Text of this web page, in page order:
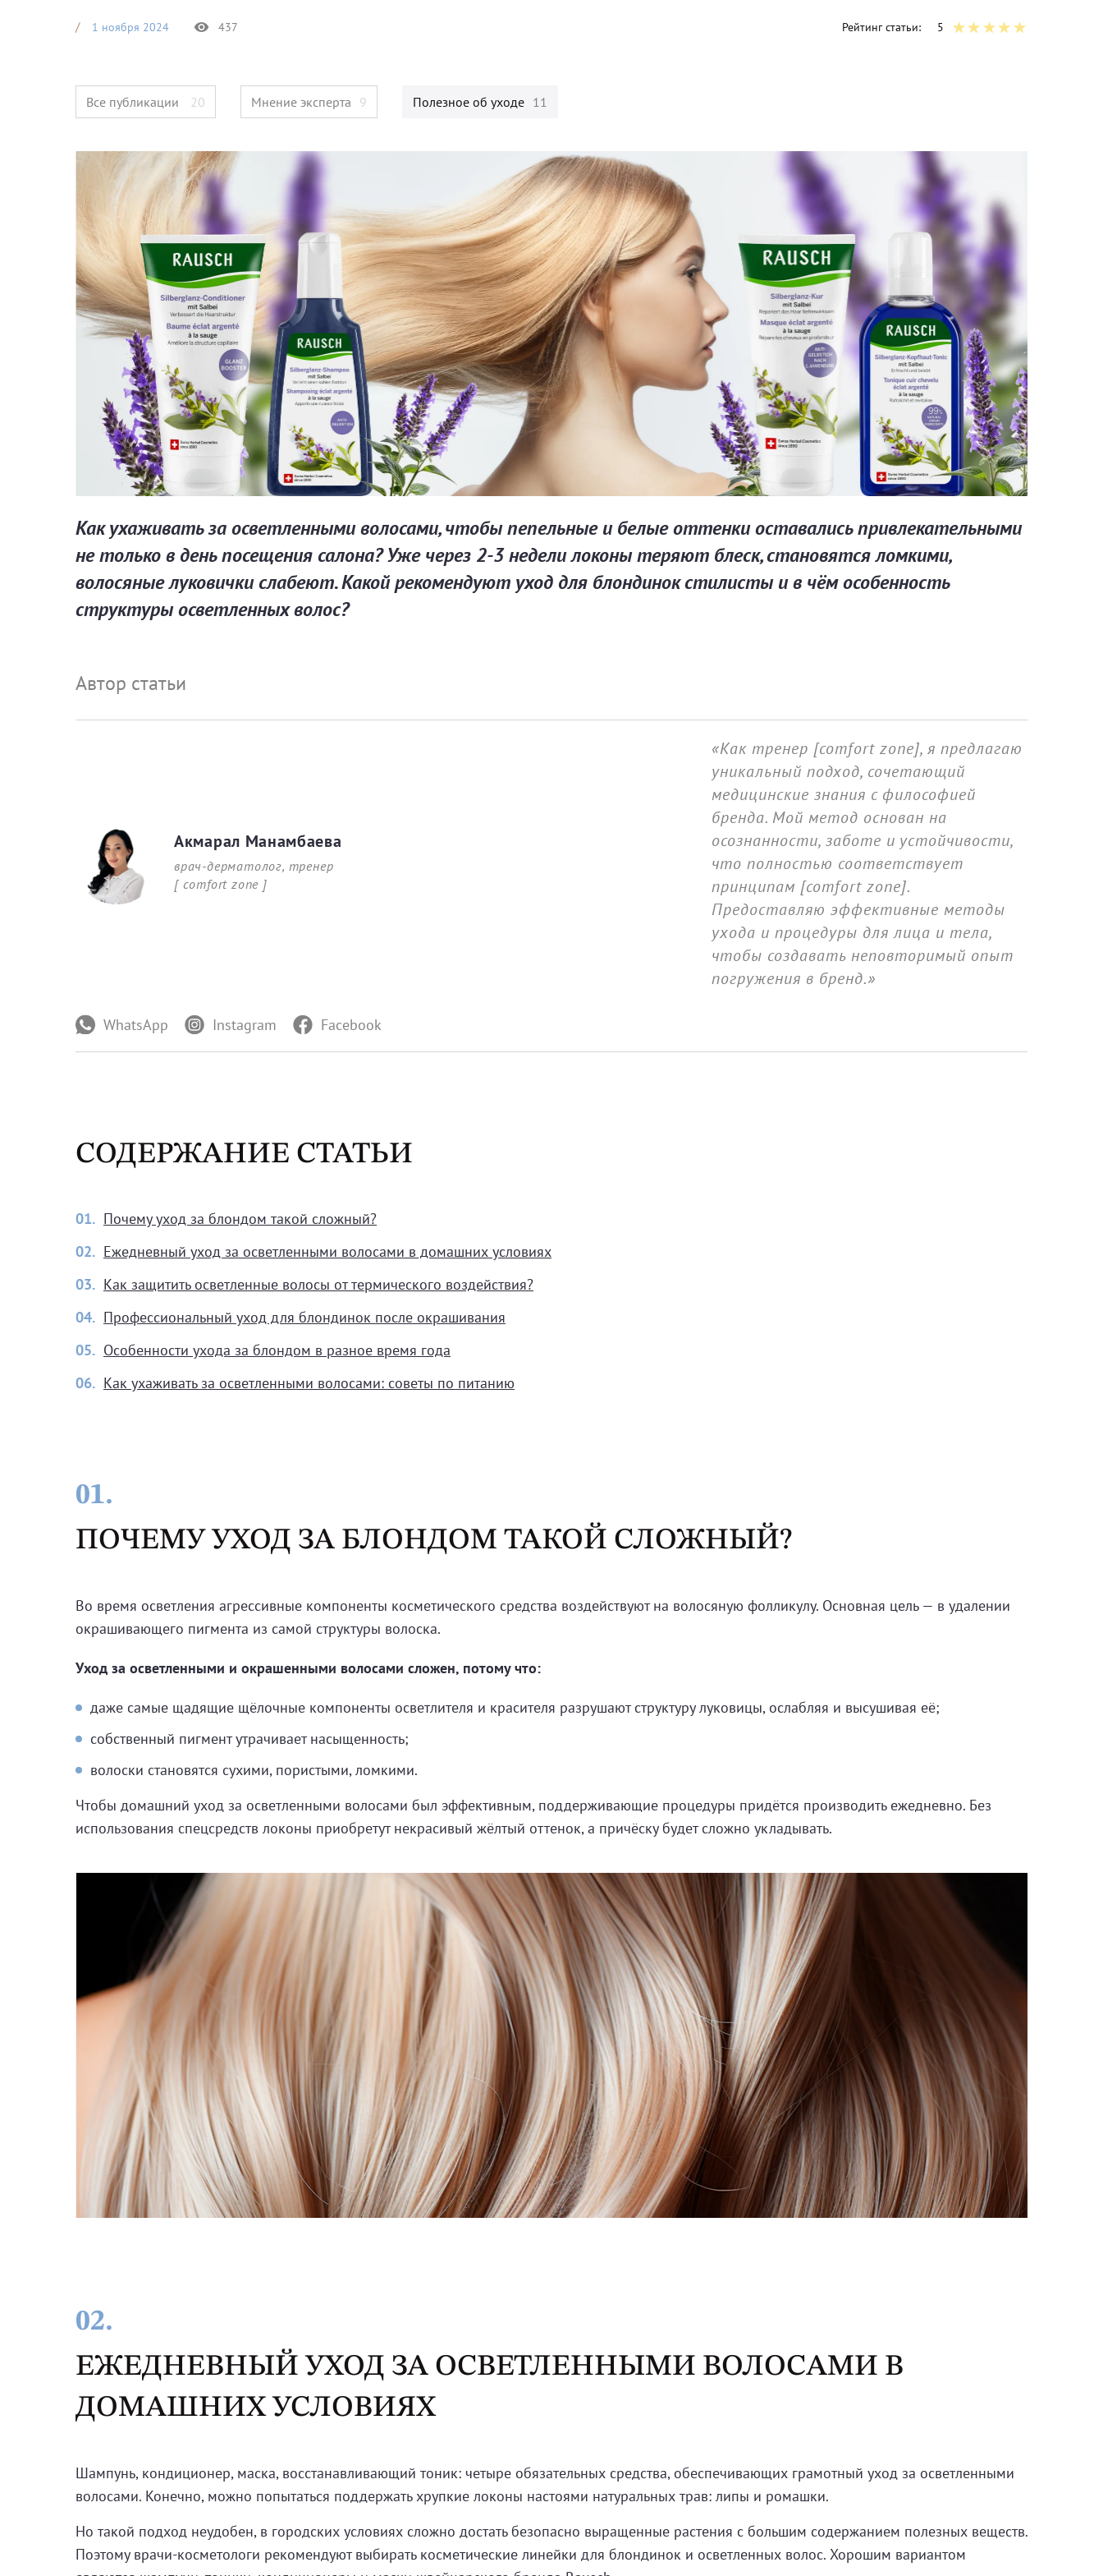
1 ноября 2024 437 Рейтинг статьи: 5
Все публикации 20 Мнение эксперта 9 Полезное об уходе 11
Как ухаживать за осветленными волосами, чтобы пепельные и белые оттенки оставались привлекательными
не только в день посещения салона? Уже через 2-3 недели локоны теряют блеск, становятся ломкими,
волосяные луковички слабеют. Какой рекомендуют уход для блондинок стилисты и в чём особенность
структуры осветленных волос?
Автор статьи
Акмарал Манамбаева
врач-дерматолог, тренер
[ comfort zone ]
«Как тренер [comfort zone], я предлагаю
уникальный подход, сочетающий
медицинские знания с философией
бренда. Мой метод основан на
осознанности, заботе и устойчивости,
что полностью соответствует
принципам [comfort zone].
Предоставляю эффективные методы
ухода и процедуры для лица и тела,
чтобы создавать неповторимый опыт
погружения в бренд.»
WhatsApp Instagram Facebook
СОДЕРЖАНИЕ СТАТЬИ
01. Почему уход за блондом такой сложный?
02. Ежедневный уход за осветленными волосами в домашних условиях
03. Как защитить осветленные волосы от термического воздействия?
04. Профессиональный уход для блондинок после окрашивания
05. Особенности ухода за блондом в разное время года
06. Как ухаживать за осветленными волосами: советы по питанию
01.
ПОЧЕМУ УХОД ЗА БЛОНДОМ ТАКОЙ СЛОЖНЫЙ?
Во время осветления агрессивные компоненты косметического средства воздействуют на волосяную фолликулу. Основная цель — в удалении
окрашивающего пигмента из самой структуры волоска.
Уход за осветленными и окрашенными волосами сложен, потому что:
даже самые щадящие щёлочные компоненты осветлителя и красителя разрушают структуру луковицы, ослабляя и высушивая её;
собственный пигмент утрачивает насыщенность;
волоски становятся сухими, пористыми, ломкими.
Чтобы домашний уход за осветленными волосами был эффективным, поддерживающие процедуры придётся производить ежедневно. Без
использования спецсредств локоны приобретут некрасивый жёлтый оттенок, а причёску будет сложно укладывать.
02.
ЕЖЕДНЕВНЫЙ УХОД ЗА ОСВЕТЛЕННЫМИ ВОЛОСАМИ В
ДОМАШНИХ УСЛОВИЯХ
Шампунь, кондиционер, маска, восстанавливающий тоник: четыре обязательных средства, обеспечивающих грамотный уход за осветленными
волосами. Конечно, можно попытаться поддержать хрупкие локоны настоями натуральных трав: липы и ромашки.
Но такой подход неудобен, в городских условиях сложно достать безопасно выращенные растения с большим содержанием полезных веществ.
Поэтому врачи-косметологи рекомендуют выбирать косметические линейки для блондинок и осветленных волос. Хорошим вариантом